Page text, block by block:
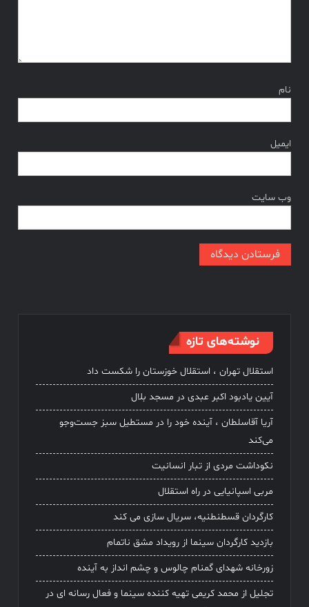
نام
ایمیل
وب‌ سایت
نوشته‌های تازه
استقلال تهران ، استقلال خوزستان را شکست داد
آیین یادبود اکبر عبدی در مسجد بلال
آریا آقاسلطان ، آینده خود را در مستطیل سبز جست‌وجو
می‌کند
نکوداشت مردی از تبار انسانیت
مربی اسپانیایی در راه استقلال
کارگردان قسطنطنیه، سریال سازی می کند
بازدید کارگردان سینما از رویداد مشق ناتمام
زورخانه شهدای گمنام چالوس و چشم انداز به آینده
تجلیل از محمد کریمی تهیه کننده سینما و فعال رسانه ای در